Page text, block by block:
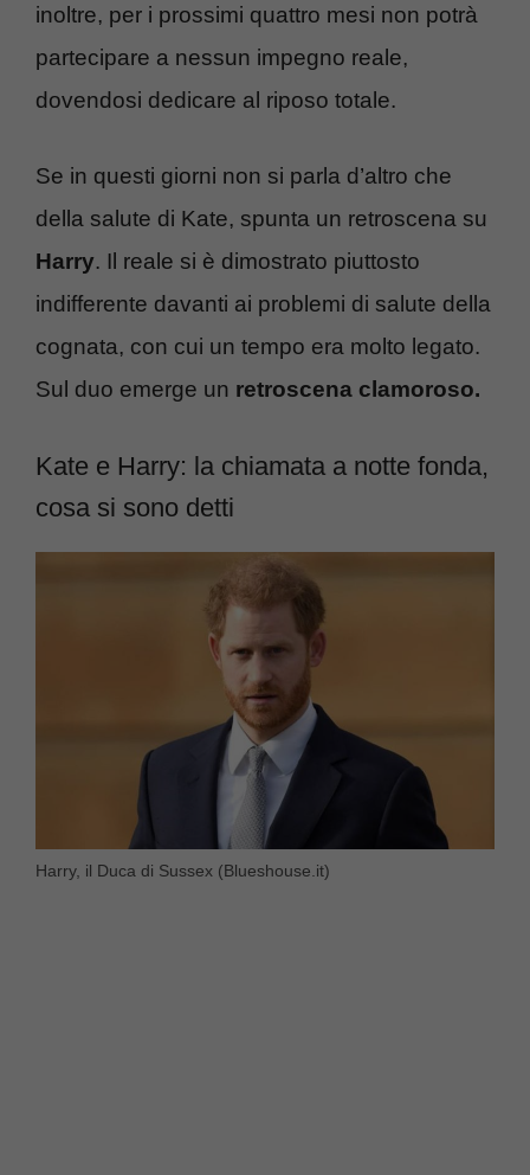
inoltre, per i prossimi quattro mesi non potrà
partecipare a nessun impegno reale,
dovendosi dedicare al riposo totale.
Se in questi giorni non si parla d’altro che
della salute di Kate, spunta un retroscena su
Harry. Il reale si è dimostrato piuttosto
indifferente davanti ai problemi di salute della
cognata, con cui un tempo era molto legato.
Sul duo emerge un retroscena clamoroso.
Kate e Harry: la chiamata a notte fonda,
cosa si sono detti
Harry, il Duca di Sussex (Blueshouse.it)